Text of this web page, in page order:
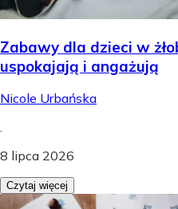
Zabawy dla dzieci w
uspokajają i angażują
Nicole Urbańska
.
8 lipca 2026
Czytaj więcej